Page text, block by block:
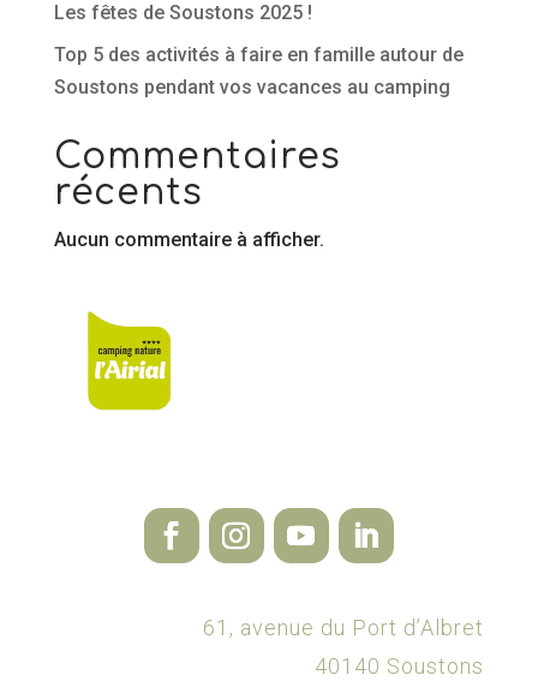
Les fêtes de Soustons 2025 !
Top 5 des activités à faire en famille autour de
Soustons pendant vos vacances au camping
Commentaires
récents
Aucun commentaire à afficher.
61, avenue du Port d’Albret
40140 Soustons